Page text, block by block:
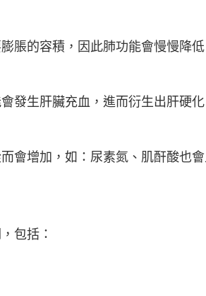
脹的容積，因此肺功能會慢慢降低
發生肝臟充血，進而衍生出肝硬化
會增加，如：尿素氮、肌酐酸也
包括：